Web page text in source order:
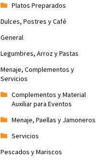
Platos Preparados
Dulces, Postres y Café
General
Legumbres, Arroz y Pastas
Menaje, Complementos y
Servicios
Complementos y Material
Auxiliar para Eventos
Menaje, Paellas y Jamoneros
Servicios
Pescados y Mariscos